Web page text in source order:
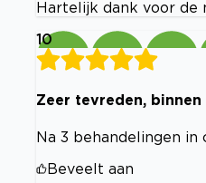
Hartelijk dank voor de
10
Zeer tevreden,
Na 3 behandelingen
Beveelt aan